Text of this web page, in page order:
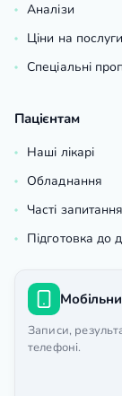
Аналізи
Ціни на послуги
Спеціальні
Пацієнтам
Наші лікарі
Обладнання
Часті запитання
Підготовка до
Записи,
телефоні.